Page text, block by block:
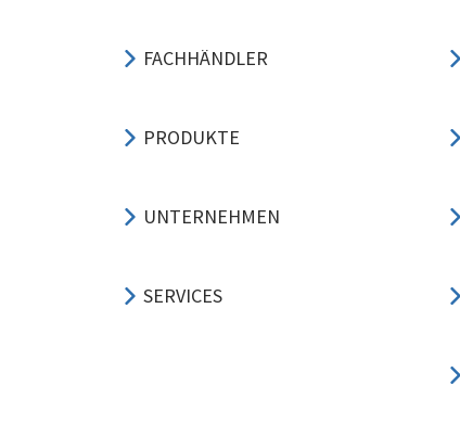
FACHHÄNDLER
PRODUKTE
UNTERNEHMEN
SERVICES